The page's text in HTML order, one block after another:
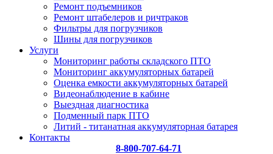
Ремонт подъемников
Ремонт штабелеров и ричтраков
Фильтры для погрузчиков
Шины для погрузчиков
Услуги
Мониторинг работы складского ПТО
Мониторинг аккумуляторных батарей
Оценка емкости аккумуляторных батарей
Видеонаблюдение в кабине
Выездная диагностика
Подменный парк ПТО
Литий - титанатная аккумуляторная батарея
Контакты
8-800-707-64-71